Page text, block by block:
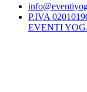
P.IVA
EVENTI